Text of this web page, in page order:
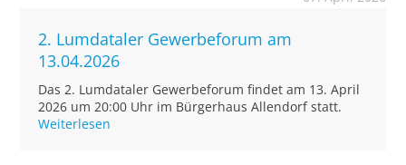
2. Lumdataler Gewerbeforum am
13.04.2026
Das 2. Lumdataler Gewerbeforum findet am 13. April
2026 um 20:00 Uhr im Bürgerhaus Allendorf statt.
Weiterlesen